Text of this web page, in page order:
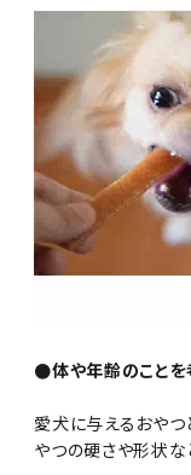
●体や年齢のことを
愛犬に与えるおやつ
やつの硬さや形状な